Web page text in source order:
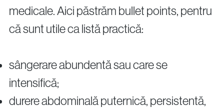
medicale. Aici păstrăm bullet points, pentru
că sunt utile ca listă practică:
sângerare abundentă sau care se
intensifică;
durere abdominală puternică, persistentă,